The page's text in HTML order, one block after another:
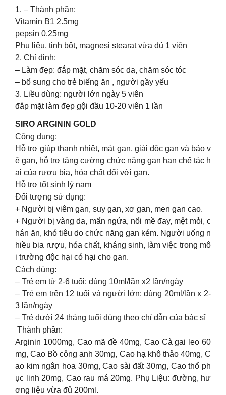
1. – Thành phần:
Vitamin B1 2.5mg
pepsin 0.25mg
Phụ liệu, tinh bột, magnesi stearat vừa đủ 1 viên
2. Chỉ định:
– Làm đẹp: đắp mặt, chăm sóc da, chăm sóc tóc
– bổ sung cho trẻ biếng ăn , người gầy yếu
3. Liều dùng: người lớn ngày 5 viên
đắp mặt làm đẹp gội đầu 10-20 viên 1 lần
SIRO ARGININ GOLD
Công dụng:
Hỗ trợ giúp thanh nhiệt, mát gan, giải độc gan và bảo v
ệ gan, hỗ trợ tăng cường chức năng gan hạn chế tác h
ại của rượu bia, hóa chất đối với gan.
Hỗ trợ tốt sinh lý nam
Đối tượng sử dụng:
+ Người bị viêm gan, suy gan, xơ gan, men gan cao.
+ Người bị vàng da, mẩn ngứa, nổi mề đay, mệt mỏi, c
hán ăn, khó tiêu do chức năng gan kém. Người uống n
hiều bia rượu, hóa chất, kháng sinh, làm việc trong mô
i trường độc hại có hại cho gan.
Cách dùng:
– Trẻ em từ 2-6 tuổi: dùng 10ml/lần x2 lần/ngày
– Trẻ em trên 12 tuổi và người lớn: dùng 20ml/lần x 2-
3 lần/ngày
– Trẻ dưới 24 tháng tuổi dùng theo chỉ dẫn của bác sĩ
Thành phần:
Arginin 1000mg, Cao mã đề 40mg, Cao Cà gai leo 60
mg, Cao Bồ công anh 30mg, Cao hạ khô thảo 40mg, C
ao kim ngân hoa 30mg, Cao sài đất 30mg, Cao thổ ph
ục linh 20mg, Cao rau má 20mg. Phụ Liệu: đường, hư
ơng liệu vừa đủ 200ml.